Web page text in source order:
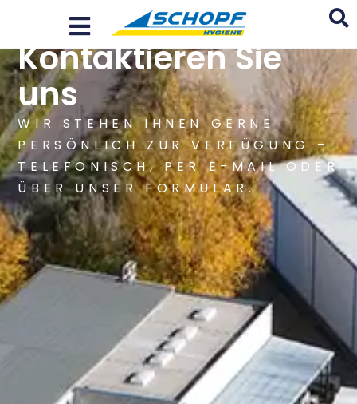
springen
Search
...
Kontaktieren Sie
uns
WIR STEHEN IHNEN GERNE
PERSÖNLICH ZUR VERFÜGUNG –
TELEFONISCH, PER E-MAIL ODER
ÜBER UNSER FORMULAR.